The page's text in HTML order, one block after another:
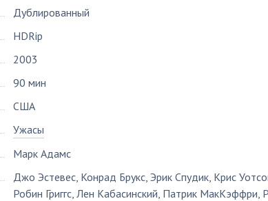
Дублированный
HDRip
2003
90 мин
США
Ужасы
Марк Адамс
Джо Эстевес, Конрад Брукс, Эрик Спудик, Крис
Робин Григгс, Лен Кабасинский, Патрик МакКэффри,